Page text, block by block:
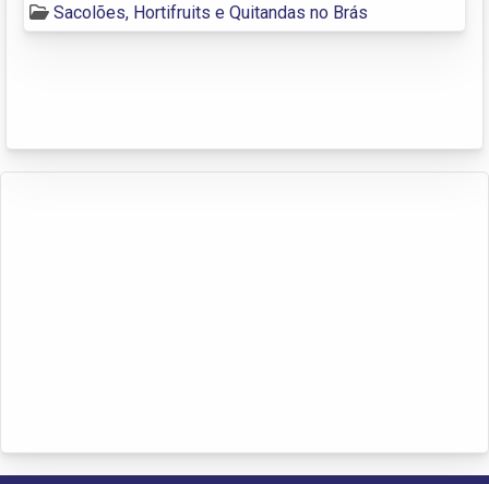
Sacolões, Hortifruits e Quitandas no Brás